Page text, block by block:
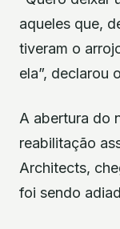
aqueles que,
tiveram o
ela”, declarou
A abertura do
reabilitação
Architects,
foi sendo